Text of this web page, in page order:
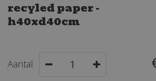
recyled paper -
h40xd40cm
Aantal